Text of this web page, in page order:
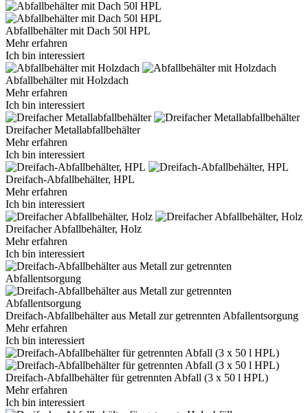
Abfallbehälter mit Dach 50l HPL
Mehr erfahren
Ich bin interessiert
Abfallbehälter mit Holzdach
Mehr erfahren
Ich bin interessiert
Dreifacher Metallabfallbehälter
Mehr erfahren
Ich bin interessiert
Dreifach-Abfallbehälter, HPL
Mehr erfahren
Ich bin interessiert
Dreifacher Abfallbehälter, Holz
Mehr erfahren
Ich bin interessiert
Dreifach-Abfallbehälter aus Metall zur getrennten Abfallentsorgung
Mehr erfahren
Ich bin interessiert
Dreifach-Abfallbehälter für getrennten Abfall (3 x 50 l HPL)
Mehr erfahren
Ich bin interessiert